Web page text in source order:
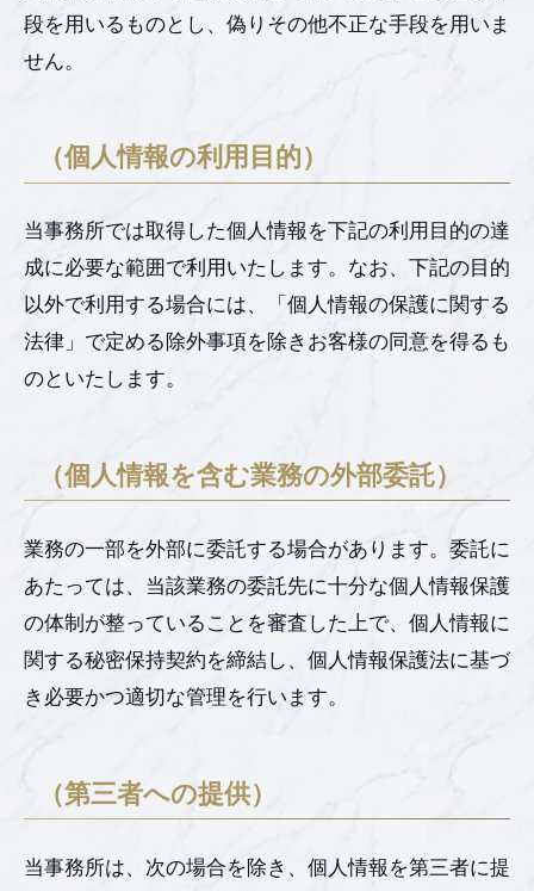
段を用いるものとし、偽りその他不正な手段を用いま
せん。
（個人情報の利用目的）
当事務所では取得した個人情報を下記の利用目的の達
成に必要な範囲で利用いたします。なお、下記の目的
以外で利用する場合には、「個人情報の保護に関する
法律」で定める除外事項を除きお客様の同意を得るも
のといたします。
（個人情報を含む業務の外部委託）
業務の一部を外部に委託する場合があります。委託に
あたっては、当該業務の委託先に十分な個人情報保護
の体制が整っていることを審査した上で、個人情報に
関する秘密保持契約を締結し、個人情報保護法に基づ
き必要かつ適切な管理を行います。
（第三者への提供）
当事務所は、次の場合を除き、個人情報を第三者に提